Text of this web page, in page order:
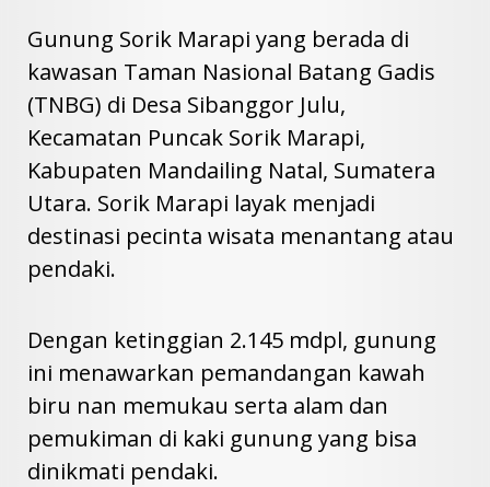
Gunung Sorik Marapi yang berada di
kawasan Taman Nasional Batang Gadis
(TNBG) di Desa Sibanggor Julu,
Kecamatan Puncak Sorik Marapi,
Kabupaten Mandailing Natal, Sumatera
Utara. Sorik Marapi layak menjadi
destinasi pecinta wisata menantang atau
pendaki.
Dengan ketinggian 2.145 mdpl, gunung
ini menawarkan pemandangan kawah
biru nan memukau serta alam dan
pemukiman di kaki gunung yang bisa
dinikmati pendaki.